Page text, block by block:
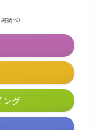
調べ）
ング